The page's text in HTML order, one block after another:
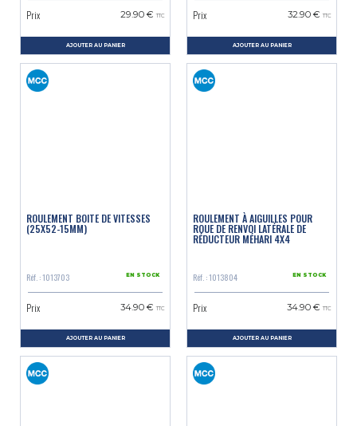
Prix 29.90 € TTC
AJOUTER AU PANIER
Prix 32.90 € TTC
AJOUTER AU PANIER
ROULEMENT BOITE DE VITESSES
(25X52-15MM)
Réf. : 1013703 EN STOCK
Prix 34.90 € TTC
AJOUTER AU PANIER
ROULEMENT À AIGUILLES POUR
ROUE DE RENVOI LATÉRALE DE
RÉDUCTEUR MÉHARI 4X4
Réf. : 1013804 EN STOCK
Prix 34.90 € TTC
AJOUTER AU PANIER